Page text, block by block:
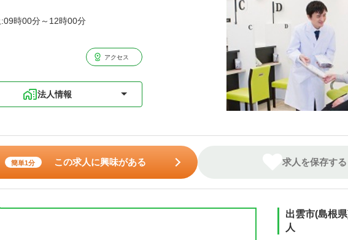
時00分～12時00分
アクセス
法人情報
簡単1分 この求人に興味がある 求人を保存する
出雲市(島根
人